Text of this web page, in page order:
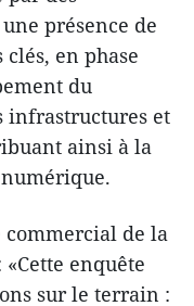
présence de
en phase
du
infrastructures et
ainsi à la
commercial de la
enquête
sur le terrain :